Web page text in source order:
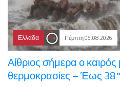
Ελλάδα Πέμπτη 06.08.2026
Αίθριος σήμερα ο
θερμοκρασίες – Έως